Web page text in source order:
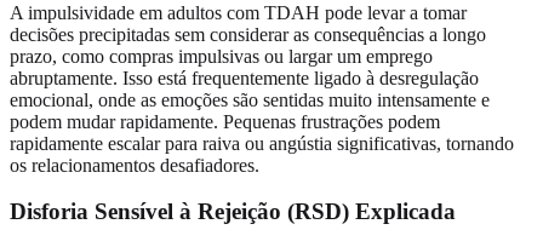
A impulsividade em adultos com TDAH pode levar a tomar
decisões precipitadas sem considerar as consequências a longo
prazo, como compras impulsivas ou largar um emprego
abruptamente. Isso está frequentemente ligado à desregulação
emocional, onde as emoções são sentidas muito intensamente e
podem mudar rapidamente. Pequenas frustrações podem
rapidamente escalar para raiva ou angústia significativas, tornando
os relacionamentos desafiadores.
Disforia Sensível à Rejeição (RSD) Explicada